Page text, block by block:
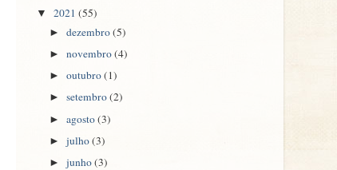
▼ 2021 (55)
►dezembro(5)
►novembro(4)
►outubro(1)
►setembro(2)
►agosto(3)
►julho(3)
►junho(3)